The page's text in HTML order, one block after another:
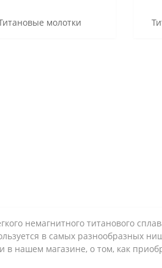
молотки
немагнитного титанового
в самых разнообразных
нашем магазине, о том, как